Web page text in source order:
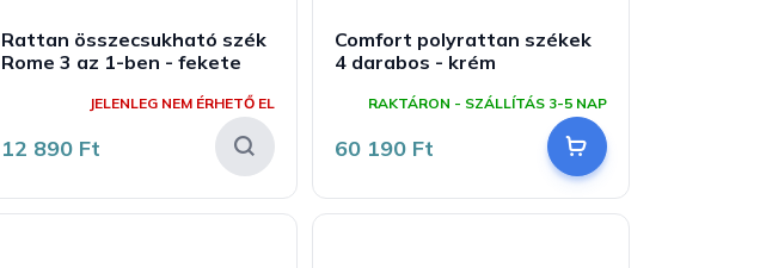
Rattan összecsukható szék
Rome 3 az 1-ben - fekete
JELENLEG NEM ÉRHETŐ EL
12 890 Ft
Comfort polyrattan székek
4 darabos - krém
RAKTÁRON - SZÁLLÍTÁS 3-5 NAP
60 190 Ft